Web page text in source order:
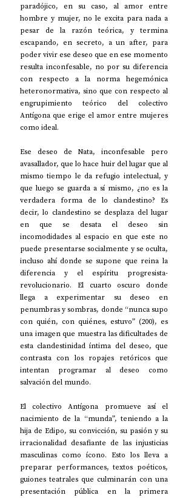
paradójico, en su caso, al amor entre
hombre y mujer, no le excita para nada a
pesar de la razón teórica, y termina
escapando, en secreto, a un after, para
poder vivir ese deseo que en ese momento
resulta inconfesable, no por su diferencia
con respecto a la norma hegemónica
heteronormativa, sino que con respecto al
engrupimiento teórico del colectivo
Antígona que erige el amor entre mujeres
como ideal.
Ese deseo de Nata, inconfesable pero
avasallador, que lo hace huir del lugar que al
mismo tiempo le da refugio intelectual, y
que luego se guarda a sí mismo, ¿no es la
verdadera forma de lo clandestino? Es
decir, lo clandestino se desplaza del lugar
en que se desata el deseo sin
incomodidades al espacio en que este no
puede presentarse socialmente y se oculta,
incluso ahí donde se supone que reina la
diferencia y el espíritu progresista-
revolucionario. El cuarto oscuro donde
llega a experimentar su deseo en
penumbras y sombras, donde “nunca supo
con quién, con quiénes, estuvo” (200), es
una imagen que muestra las dificultades de
esta clandestinidad íntima del deseo, que
contrasta con los ropajes retóricos que
intentan programar al deseo como
salvación del mundo.
El colectivo Antígona promueve así el
nacimiento de la “munda”, teniendo a la
hija de Edipo, su convicción, su pasión y su
irracionalidad desafiante de las injusticias
masculinas como ícono. Esto los lleva a
preparar performances, textos poéticos,
guiones teatrales que culminarán con una
presentación pública en la primera